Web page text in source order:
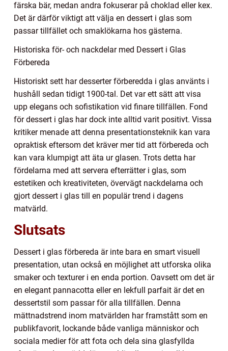
färska bär, medan andra fokuserar på choklad eller kex.
Det är därför viktigt att välja en dessert i glas som
passar tillfället och smaklökarna hos gästerna.
Historiska för- och nackdelar med Dessert i Glas
Förbereda
Historiskt sett har desserter förberedda i glas använts i
hushåll sedan tidigt 1900-tal. Det var ett sätt att visa
upp elegans och sofistikation vid finare tillfällen. Fond
för dessert i glas har dock inte alltid varit positivt. Vissa
kritiker menade att denna presentationsteknik kan vara
opraktisk eftersom det kräver mer tid att förbereda och
kan vara klumpigt att äta ur glasen. Trots detta har
fördelarna med att servera efterrätter i glas, som
estetiken och kreativiteten, övervägt nackdelarna och
gjort dessert i glas till en populär trend i dagens
matvärld.
Slutsats
Dessert i glas förbereda är inte bara en smart visuell
presentation, utan också en möjlighet att utforska olika
smaker och texturer i en enda portion. Oavsett om det är
en elegant pannacotta eller en lekfull parfait är det en
dessertstil som passar för alla tillfällen. Denna
mättnadstrend inom matvärlden har framstått som en
publikfavorit, lockande både vanliga människor och
sociala medier för att fota och dela sina glasfyllda